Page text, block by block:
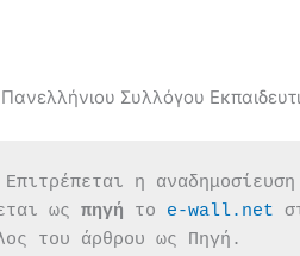
Πανελλήνιου Συλλόγου
Επιτρέπεται η
ως πηγή το e-wall.net
του άρθρου ως Πηγή.